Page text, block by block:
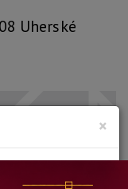
Uherské
×